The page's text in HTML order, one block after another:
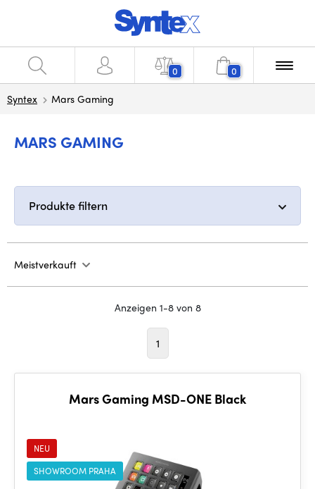
0 0
Syntex Mars Gaming
MARS GAMING
Produkte filtern
Meistverkauft
Anzeigen 1-8 von 8
1
Mars Gaming MSD-ONE Black
NEU
SHOWROOM PRAHA